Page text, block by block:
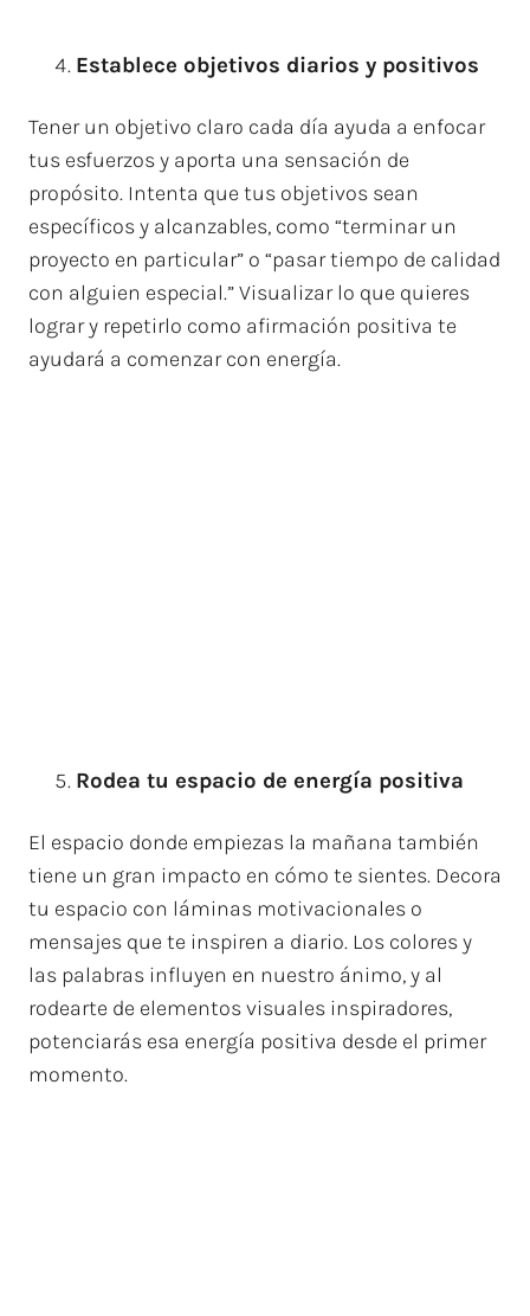
Establece objetivos diarios y positivos
Tener un objetivo claro cada día ayuda a enfocar
tus esfuerzos y aporta una sensación de
propósito. Intenta que tus objetivos sean
específicos y alcanzables, como “terminar un
proyecto en particular” o “pasar tiempo de calidad
con alguien especial.” Visualizar lo que quieres
lograr y repetirlo como afirmación positiva te
ayudará a comenzar con energía.
Rodea tu espacio de energía positiva
El espacio donde empiezas la mañana también
tiene un gran impacto en cómo te sientes. Decora
tu espacio con láminas motivacionales o
mensajes que te inspiren a diario. Los colores y
las palabras influyen en nuestro ánimo, y al
rodearte de elementos visuales inspiradores,
potenciarás esa energía positiva desde el primer
momento.